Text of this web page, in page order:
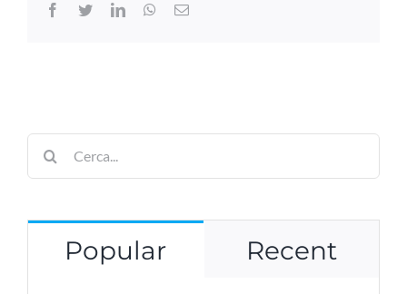
Facebook
TwitterLinkedInWhatsApp
Email
Cerca
per:
Popular Recent